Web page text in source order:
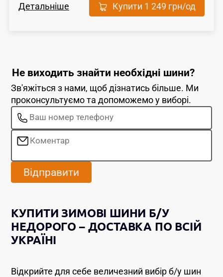
Детальніше Купити 1 249 грн/од
Не виходить знайти необхідні шини?
Зв'яжіться з нами, щоб дізнатись більше. Ми
проконсультуємо та допоможемо у виборі.
Відправити
КУПИТИ ЗИМОВІ ШИНИ Б/У
НЕДОРОГО – ДОСТАВКА ПО ВСІЙ
УКРАЇНІ
Відкрийте для себе величезний вибір б/у шин